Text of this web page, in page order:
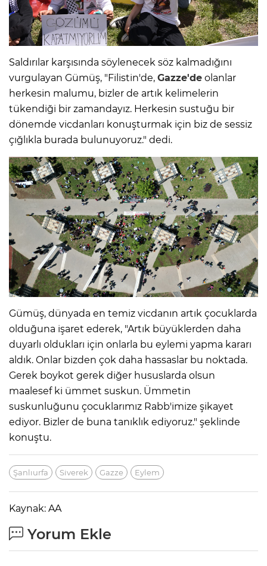
Saldırılar karşısında söylenecek söz kalmadığını
vurgulayan Gümüş, "Filistin'de, Gazze'de olanlar
herkesin malumu, bizler de artık kelimelerin
tükendiği bir zamandayız. Herkesin sustuğu bir
dönemde vicdanları konuşturmak için biz de sessiz
çığlıkla burada bulunuyoruz." dedi.
Gümüş, dünyada en temiz vicdanın artık çocuklarda
olduğuna işaret ederek, "Artık büyüklerden daha
duyarlı oldukları için onlarla bu eylemi yapma kararı
aldık. Onlar bizden çok daha hassaslar bu noktada.
Gerek boykot gerek diğer hususlarda olsun
maalesef ki ümmet suskun. Ümmetin
suskunluğunu çocuklarımız Rabb'imize şikayet
ediyor. Bizler de buna tanıklık ediyoruz." şeklinde
konuştu.
Şanlıurfa Siverek Gazze Eylem
Kaynak: AA
Yorum Ekle